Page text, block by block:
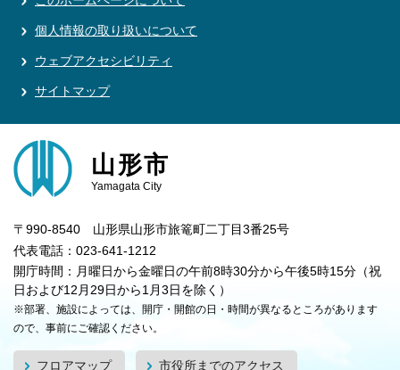
個人情報の取り扱いについて
ウェブアクセシビリティ
サイトマップ
山形市
Yamagata City
〒990-8540 山形県山形市旅篭町二丁目3番25号
代表電話：023-641-1212
開庁時間：月曜日から金曜日の午前8時30分から午後5時15分（祝
日および12月29日から1月3日を除く）
※部署、施設によっては、開庁・開館の日・時間が異なるところがあります
ので、事前にご確認ください。
フロアマップ 市役所までのアクセス